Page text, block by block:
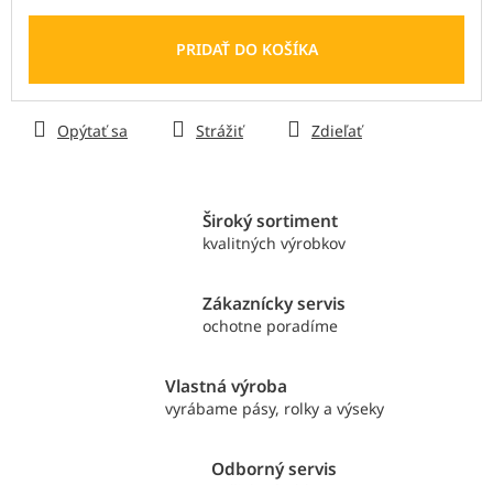
Jednotková
PRIDAŤ DO KOŠÍKA
Opýtať sa Strážiť Zdieľať
Široký sortiment
kvalitných výrobkov
Zákaznícky servis
ochotne poradíme
Vlastná výroba
vyrábame pásy, rolky a výseky
Odborný servis